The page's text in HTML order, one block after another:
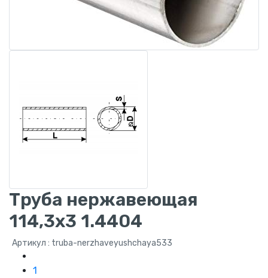
Труба нержавеющая
114,3x3 1.4404
Артикул : truba-nerzhaveyushchaya533
1